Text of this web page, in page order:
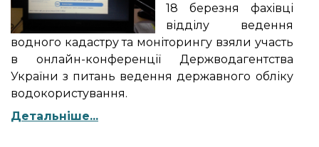
18 березня фахівці
відділу ведення
водного кадастру та моніторингу взяли участь
в онлайн-конференції Держводагентства
України з питань ведення державного обліку
водокористування.
Детальніше...